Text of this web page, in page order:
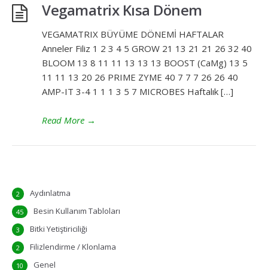
Vegamatrix Kısa Dönem
VEGAMATRIX BÜYÜME DÖNEMİ HAFTALAR
Anneler Filiz 1 2 3 4 5 GROW 21 13 21 21 26 32 40
BLOOM 13 8 11 11 13 13 13 BOOST (CaMg) 13 5
11 11 13 20 26 PRIME ZYME 40 7 7 7 26 26 40
AMP-IT 3-4 1 1 1 3 5 7 MICROBES Haftalık […]
Read More →
Aydınlatma
2
Besin Kullanım Tabloları
45
Bitki Yetiştiriciliği
3
Filizlendirme / Klonlama
2
Genel
10